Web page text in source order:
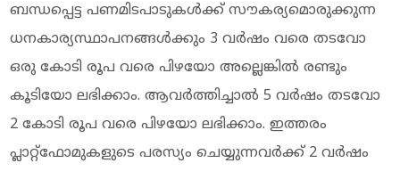
ബന്ധപ്പെട്ട പണമിടപാടുകള്‍ക്ക് സൗകര്യമൊരുക്കുന്ന
ധനകാര്യസ്ഥാപനങ്ങള്‍ക്കും 3 വര്‍ഷം വരെ തടവോ
ഒരു കോടി രൂപ വരെ പിഴയോ അല്ലെങ്കില്‍ രണ്ടും
കൂടിയോ ലഭിക്കാം. ആവര്‍ത്തിച്ചാല്‍ 5 വര്‍ഷം തടവോ
2 കോടി രൂപ വരെ പിഴയോ ലഭിക്കാം. ഇത്തരം
പ്ലാറ്റ്‌ഫോമുകളുടെ പരസ്യം ചെയ്യുന്നവര്‍ക്ക് 2 വര്‍ഷം